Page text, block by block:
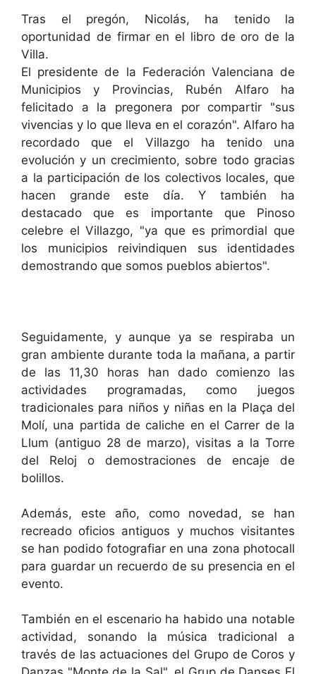
Tras el pregón, Nicolás, ha tenido la
oportunidad de firmar en el libro de oro de la
Villa.
El presidente de la Federación Valenciana de
Municipios y Provincias, Rubén Alfaro ha
felicitado a la pregonera por compartir "sus
vivencias y lo que lleva en el corazón". Alfaro ha
recordado que el Villazgo ha tenido una
evolución y un crecimiento, sobre todo gracias
a la participación de los colectivos locales, que
hacen grande este día. Y también ha
destacado que es importante que Pinoso
celebre el Villazgo, "ya que es primordial que
los municipios reivindiquen sus identidades
demostrando que somos pueblos abiertos".
Seguidamente, y aunque ya se respiraba un
gran ambiente durante toda la mañana, a partir
de las 11,30 horas han dado comienzo las
actividades programadas, como juegos
tradicionales para niños y niñas en la Plaça del
Molí, una partida de caliche en el Carrer de la
Llum (antiguo 28 de marzo), visitas a la Torre
del Reloj o demostraciones de encaje de
bolillos.
Además, este año, como novedad, se han
recreado oficios antiguos y muchos visitantes
se han podido fotografiar en una zona photocall
para guardar un recuerdo de su presencia en el
evento.
También en el escenario ha habido una notable
actividad, sonando la música tradicional a
través de las actuaciones del Grupo de Coros y